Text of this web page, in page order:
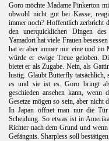
Goro möchte Madame Pinkerton
obwohl nicht gut bei Kasse,
immer noch? Hoffentlich zerbricht
den unerquicklichen Dingen
Yamadori hat viele Frauen
hat er aber immer nur eine und
würde er ewige Treue geloben.
bietet er als Zugabe. Nein, als
lustig. Glaubt Butterfly tatsächlich,
es und sie ist es. Goro bringt
geschieden ansehen kann, wenn
Gesetze mögen so sein, aber nicht
In Japan öffnet man nur die
Scheidung. So etwas ist in
Richter nach dem Grund und
Gefängnis. Sharpless soll